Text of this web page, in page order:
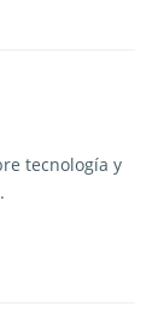
tecnología y